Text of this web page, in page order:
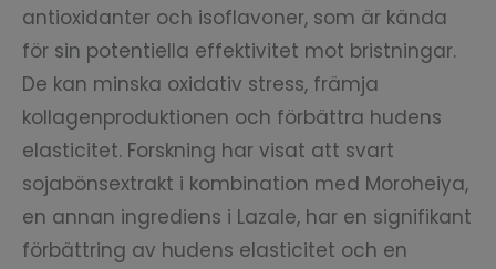
antioxidanter och isoflavoner, som är kända
för sin potentiella effektivitet mot bristningar.
De kan minska oxidativ stress, främja
kollagenproduktionen och förbättra hudens
elasticitet. Forskning har visat att svart
sojabönsextrakt i kombination med Moroheiya,
en annan ingrediens i Lazale, har en signifikant
förbättring av hudens elasticitet och en